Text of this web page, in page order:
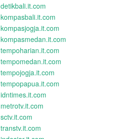
detikbali.it.com
kompasbali.it.com
kompasjogja.it.com
kompasmedan.it.com
tempoharian.it.com
tempomedan.it.com
tempojogja.it.com
tempopapua.it.com
idntimes.it.com
metrotv.it.com
sctv.it.com
transtv.it.com